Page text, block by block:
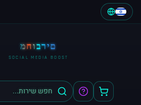
מחוברים
SOCIAL MEDIA BOOST